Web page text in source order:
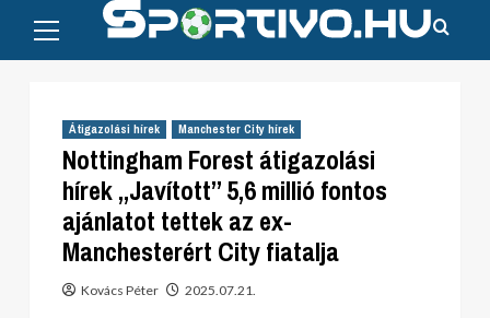
content
Menu
Átigazolási hírek Manchester City hírek
Nottingham Forest átigazolási
hírek „Javított” 5,6 millió fontos
ajánlatot tettek az ex-
Manchesterért City fiatalja
Kovács Péter 2025.07.21.